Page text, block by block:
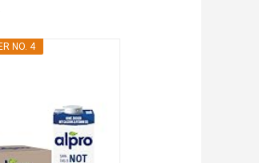
NO. 4